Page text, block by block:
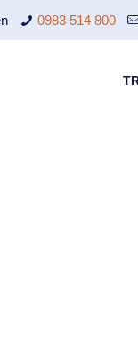
0983 514 800